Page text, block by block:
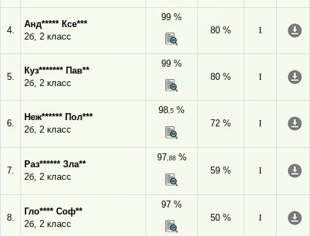
4.
Анд***** Ксе***
2б, 2 класс
99 %
80 %
I
5.
Куз******* Пав**
2б, 2 класс
99 %
80 %
I
6.
Неж****** Пол***
2б, 2 класс
98,5 %
72 %
I
7.
Раз****** Зла**
2б, 2 класс
97,88%
59 %
I
8.
Гло**** Соф**
2б, 2 класс
97 %
50 %
I